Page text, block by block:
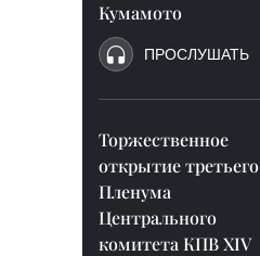
Кумамото
ПРОСЛУШАТЬ
Торжественное
открытие третьего
Пленума
Центрального
комитета КПВ XIV